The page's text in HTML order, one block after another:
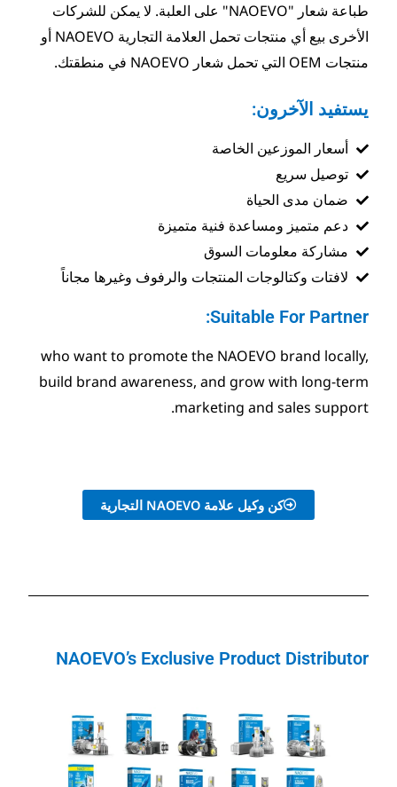
طباعة شعار "NAOEVO" على العلبة. لا يمكن للشركات
الأخرى بيع أي منتجات تحمل العلامة التجارية NAOEVO أو
فنية متميزة
والرفوف وغيرها مجاناً
who want to promote the
build brand awareness, and
NAOEVO’s Exclusive